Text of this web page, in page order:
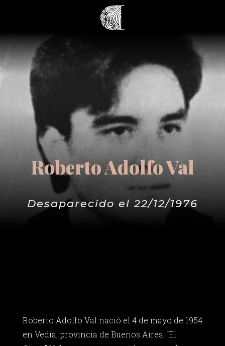
Roberto Adolfo Val
Desaparecido el 22/12/1976
Roberto Adolfo Val nació el 4 de mayo de 1954
en Vedia, provincia de Buenos Aires. “El